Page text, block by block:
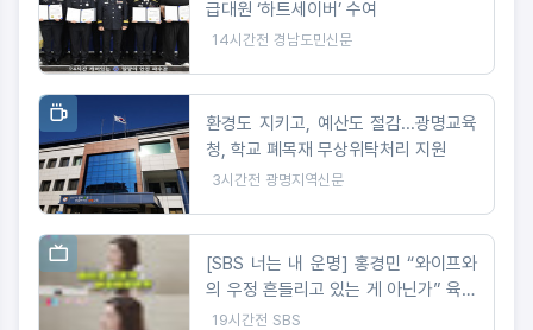
급대원 ‘하트세이버’ 수여
14시간전 경남도민신문
환경도 지키고, 예산도 절감...광명교육
청, 학교 폐목재 무상위탁처리 지원
3시간전 광명지역신문
[SBS 너는 내 운명] 홍경민 “와이프와
의 우정 흔들리고 있는 게 아닌가” 육아
이몽으로 시작된 부부 갈등?
19시간전 SBS